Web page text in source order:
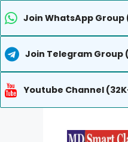
Join WhatsApp Group
Join Telegram Group
Youtube Channel